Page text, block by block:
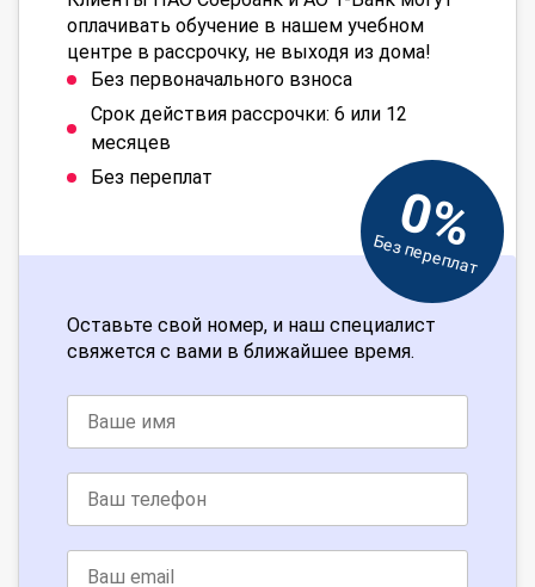
оплачивать обучение в нашем учебном
центре в рассрочку, не выходя из дома!
Без первоначального взноса
Срок действия рассрочки: 6 или 12
месяцев
Без переплат
0%
Без переплат
Оставьте свой номер, и наш специалист
свяжется с вами в ближайшее время.